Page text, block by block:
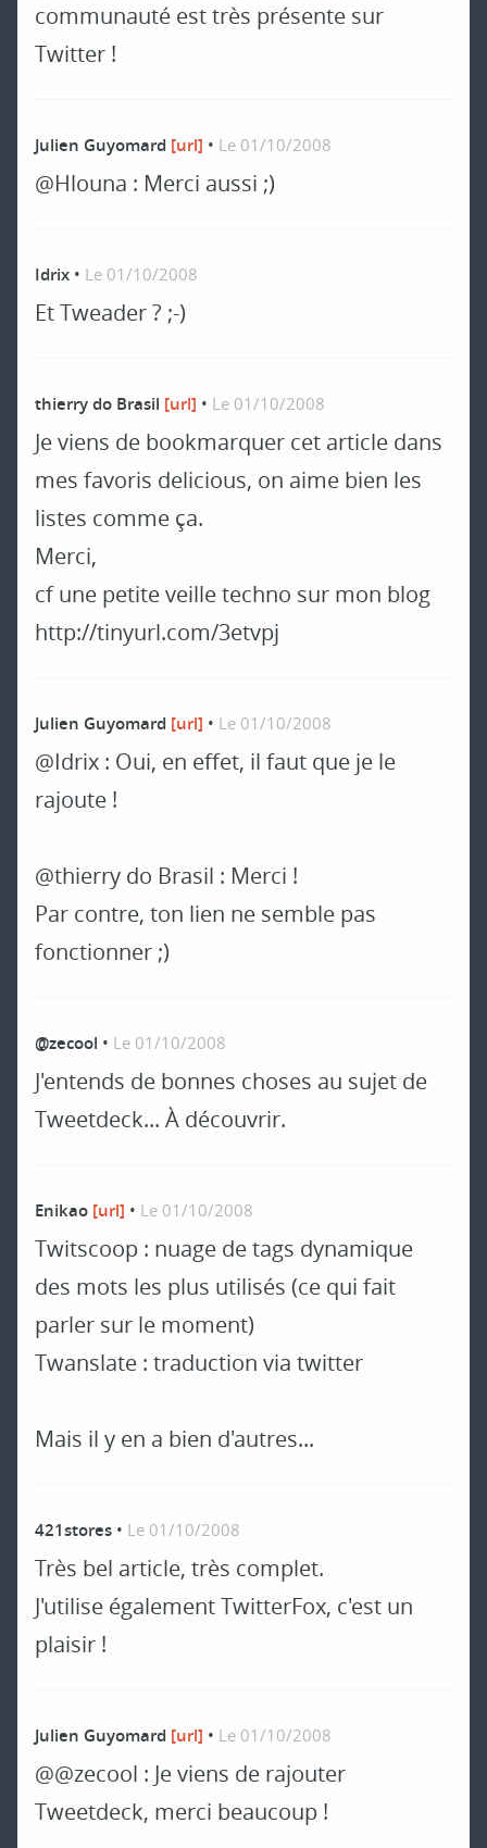
communauté est très présente sur
Twitter !
Julien Guyomard [url] • Le 01/10/2008
@Hlouna : Merci aussi ;)
Idrix • Le 01/10/2008
Et Tweader ? ;-)
thierry do Brasil [url] • Le 01/10/2008
Je viens de bookmarquer cet article dans
mes favoris delicious, on aime bien les
listes comme ça.
Merci,
cf une petite veille techno sur mon blog
http://tinyurl.com/3etvpj
Julien Guyomard [url] • Le 01/10/2008
@Idrix : Oui, en effet, il faut que je le
rajoute !
@thierry do Brasil : Merci !
Par contre, ton lien ne semble pas
fonctionner ;)
@zecool • Le 01/10/2008
J'entends de bonnes choses au sujet de
Tweetdeck... À découvrir.
Enikao [url] • Le 01/10/2008
Twitscoop : nuage de tags dynamique
des mots les plus utilisés (ce qui fait
parler sur le moment)
Twanslate : traduction via twitter
Mais il y en a bien d'autres...
421stores • Le 01/10/2008
Très bel article, très complet.
J'utilise également TwitterFox, c'est un
plaisir !
Julien Guyomard [url] • Le 01/10/2008
@@zecool : Je viens de rajouter
Tweetdeck, merci beaucoup !